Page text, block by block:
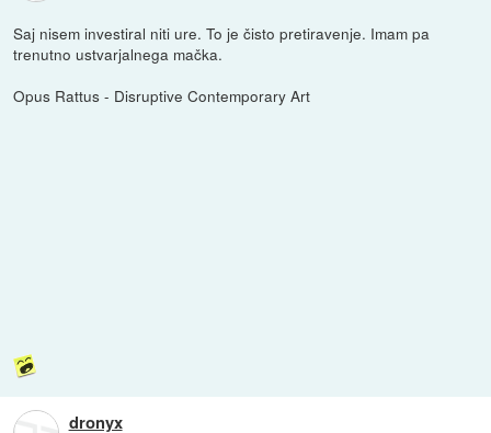
Saj nisem investiral niti ure. To je čisto pretiravenje. Imam pa
trenutno ustvarjalnega mačka.
Opus Rattus - Disruptive Contemporary Art
dronyx